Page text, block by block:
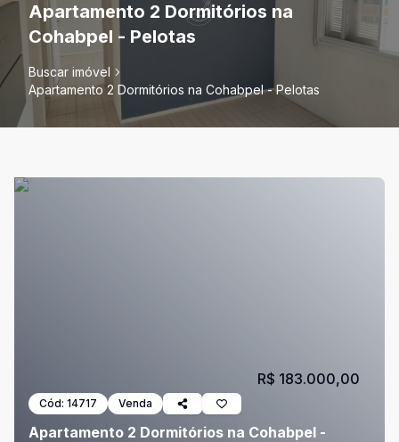
Apartamento 2 Dormitórios na
Cohabpel - Pelotas
Buscar imóvel
Apartamento 2 Dormitórios na Cohabpel - Pelotas
Cód: 14717 Venda
Apartamento 2 Dormitórios na Cohabpel -
R$ 183.000,00